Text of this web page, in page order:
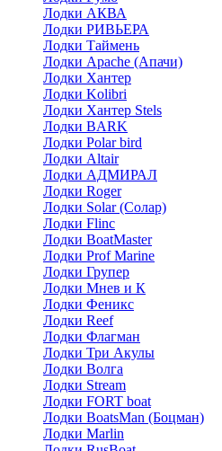
Лодки АКВА
Лодки РИВЬЕРА
Лодки Таймень
Лодки Apache (Апачи)
Лодки Хантер
Лодки Kolibri
Лодки Хантер Stels
Лодки BARK
Лодки Polar bird
Лодки Altair
Лодки АДМИРАЛ
Лодки Roger
Лодки Solar (Солар)
Лодки Flinc
Лодки BoatMaster
Лодки Prof Marine
Лодки Групер
Лодки Мнев и К
Лодки Феникс
Лодки Reef
Лодки Флагман
Лодки Три Акулы
Лодки Волга
Лодки Stream
Лодки FORT boat
Лодки BoatsMan (Боцман)
Лодки Marlin